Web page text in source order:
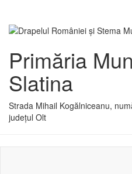
Primăria
Slatina
Strada Mihail Kogălniceanu,
județul Olt